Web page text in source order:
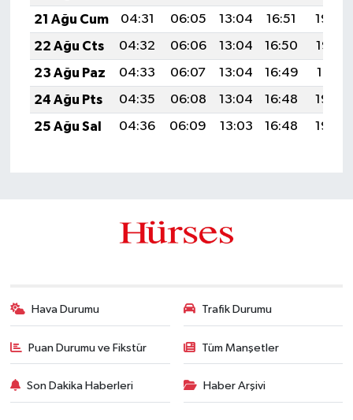
21 Ağu Cum
04:31 06:05 13:04 16:51
19:54
22 Ağu Cts
04:32 06:06 13:04 16:50
19:53
23 Ağu Paz
04:33 06:07 13:04 16:49
19:51
24 Ağu Pts
04:35 06:08 13:04 16:48
19:50
25 Ağu Sal
04:36 06:09 13:03 16:48 19:48
Hava Durumu Trafik Durumu
Puan Durumu ve Fikstür Tüm Manşetler
Son Dakika Haberleri Haber Arşivi